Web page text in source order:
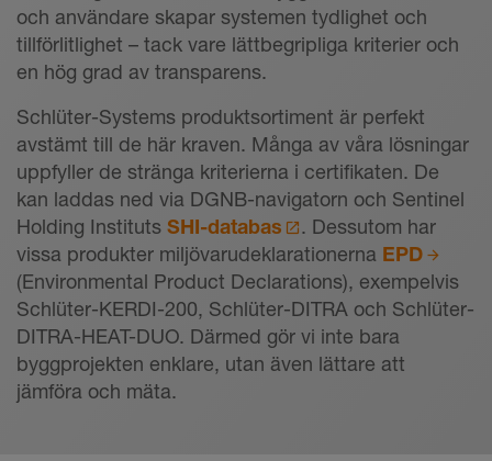
och användare skapar systemen tydlighet och
tillförlitlighet – tack vare lättbegripliga kriterier och
en hög grad av transparens.
Schlüter-Systems produktsortiment är perfekt
avstämt till de här kraven. Många av våra lösningar
uppfyller de stränga kriterierna i certifikaten. De
kan laddas ned via DGNB-navigatorn och Sentinel
Holding Instituts SHI-databas
. Dessutom har
vissa produkter miljövarudeklarationerna EPD
(Environmental Product Declarations), exempelvis
Schlüter-KERDI-200, Schlüter-DITRA och Schlüter-
DITRA-HEAT-DUO. Därmed gör vi inte bara
byggprojekten enklare, utan även lättare att
jämföra och mäta.